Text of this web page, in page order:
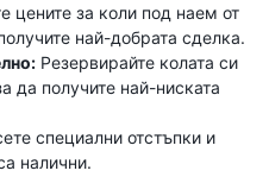
цените за коли под наем от
най-добрата сделка.
Резервирайте колата си
да получите най-ниската
специални отстъпки и
налични.